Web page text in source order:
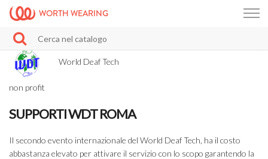
WORTH WEARING
World Deaf Tech
non profit
SUPPORTI WDT ROMA
Il secondo evento internazionale del World Deaf Tech, ha il costo
abbastanza elevato per attivare il servizio con lo scopo garantendo la